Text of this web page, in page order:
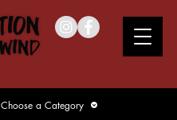
Choose a Category